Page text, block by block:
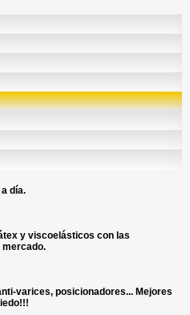
día.
y viscoelásticos con las
varices, posicionadores... Mejores